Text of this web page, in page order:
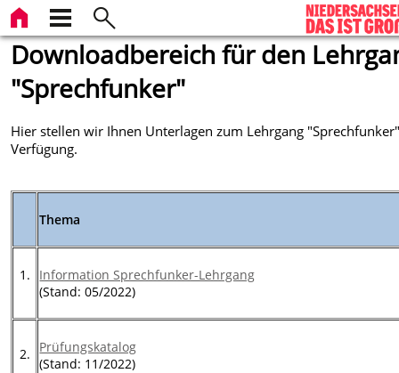
Downloadbereich für den
"Sprechfunker"
Hier stellen wir Ihnen Unterlagen zum Lehrgang
Verfügung.
Thema
1.
Information Sprechfunker-Lehrgang
(Stand: 05/2022)
2.
Prüfungskatalog
(Stand: 11/2022)